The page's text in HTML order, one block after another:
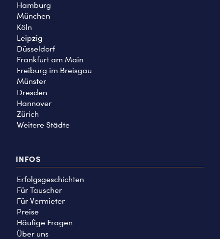
Hamburg
München
Köln
Leipzig
Düsseldorf
Frankfurt am Main
Freiburg im Breisgau
Münster
Dresden
Hannover
Zürich
Weitere Städte
INFOS
Erfolgsgeschichten
Für Tauscher
Für Vermieter
Preise
Häufige Fragen
Über uns